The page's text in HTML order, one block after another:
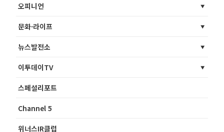
오피니언
문화·라이프
뉴스발전소
이투데이TV
스페셜리포트
Channel 5
위너스IR클럽